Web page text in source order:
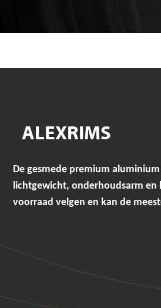
ALEXRIMS
De gesmede premium
lichtgewicht, onderhoudsarm en
voorraad velgen en kan de